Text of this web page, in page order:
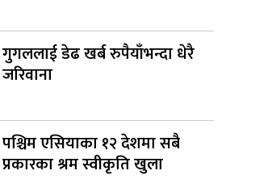
गुगललाई डेढ खर्ब रुपैयाँभन्दा धेरै
जरिवाना
पश्चिम एसियाका १२ देशमा सबै
प्रकारका श्रम स्वीकृति खुला